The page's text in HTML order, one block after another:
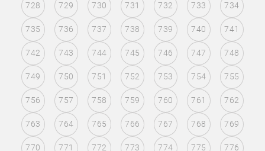
728 729 730 731 732 733 734
735 736 737 738 739 740 741
742 743 744 745 746 747 748
749 750 751 752 753 754 755
756 757 758 759 760 761 762
763 764 765 766 767 768 769
770 771 772 773 774 775 776